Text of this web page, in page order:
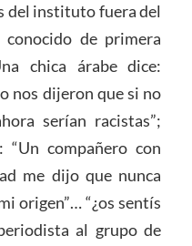
del instituto fuera del
de primera
chica árabe dice:
nos dijeron que si no
serían racistas”;
compañero con
me dijo que nunca
origen”… “¿os sentís
al grupo de